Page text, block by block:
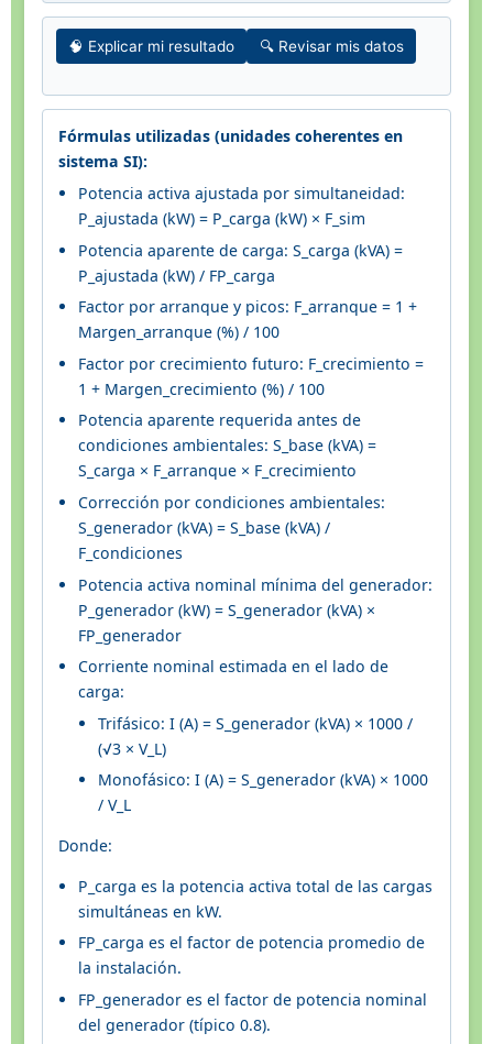
🧠 Explicar mi resultado 🔍 Revisar mis datos
Fórmulas utilizadas (unidades coherentes en
sistema SI):
Potencia activa ajustada por simultaneidad:
P_ajustada (kW) = P_carga (kW) × F_sim
Potencia aparente de carga: S_carga (kVA) =
P_ajustada (kW) / FP_carga
Factor por arranque y picos: F_arranque = 1 +
Margen_arranque (%) / 100
Factor por crecimiento futuro: F_crecimiento =
1 + Margen_crecimiento (%) / 100
Potencia aparente requerida antes de
condiciones ambientales: S_base (kVA) =
S_carga × F_arranque × F_crecimiento
Corrección por condiciones ambientales:
S_generador (kVA) = S_base (kVA) /
F_condiciones
Potencia activa nominal mínima del generador:
P_generador (kW) = S_generador (kVA) ×
FP_generador
Corriente nominal estimada en el lado de
carga:
Trifásico: I (A) = S_generador (kVA) × 1000 /
(√3 × V_L)
Monofásico: I (A) = S_generador (kVA) × 1000
/ V_L
Donde:
P_carga es la potencia activa total de las cargas
simultáneas en kW.
FP_carga es el factor de potencia promedio de
la instalación.
FP_generador es el factor de potencia nominal
del generador (típico 0.8).